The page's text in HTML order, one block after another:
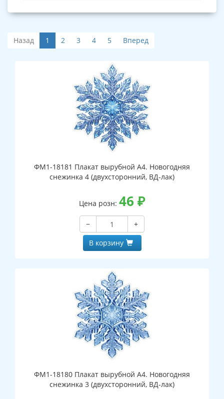
Назад 1 2 3 4 5 Вперед
ФМ1-18181 Плакат вырубной А4. Новогодняя
снежинка 4 (двухсторонний, ВД-лак)
Цена розн: 46 ₽
−
+
В корзину
ФМ1-18180 Плакат вырубной А4. Новогодняя
снежинка 3 (двухсторонний, ВД-лак)